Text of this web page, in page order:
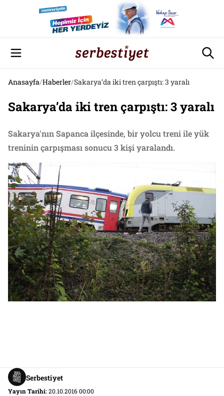
Anasayfa/Haberler/Sakarya’da iki tren çarpıştı: 3 yaralı
Sakarya’da iki tren çarpıştı: 3 yaralı
Sakarya'nın Sapanca ilçesinde, bir yolcu treni ile yük
treninin çarpışması sonucu 3 kişi yaralandı.
Serbestiyet
Yayın Tarihi:20.10.2016 00:00